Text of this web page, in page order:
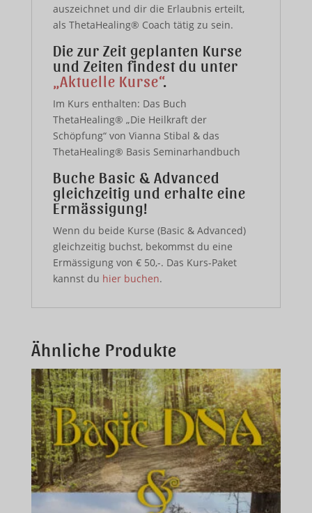
auszeichnet und dir die Erlaubnis erteilt,
als ThetaHealing® Coach tätig zu sein.
Die zur Zeit geplanten Kurse
und Zeiten findest du unter
„Aktuelle Kurse“.
Im Kurs enthalten: Das Buch
ThetaHealing® „Die Heilkraft der
Schöpfung“ von Vianna Stibal & das
ThetaHealing® Basis Seminarhandbuch
Buche Basic & Advanced
gleichzeitig und erhalte eine
Ermässigung!
Wenn du beide Kurse (Basic & Advanced)
gleichzeitig buchst, bekommst du eine
Ermässigung von € 50,-. Das Kurs-Paket
kannst du hier buchen.
Ähnliche Produkte